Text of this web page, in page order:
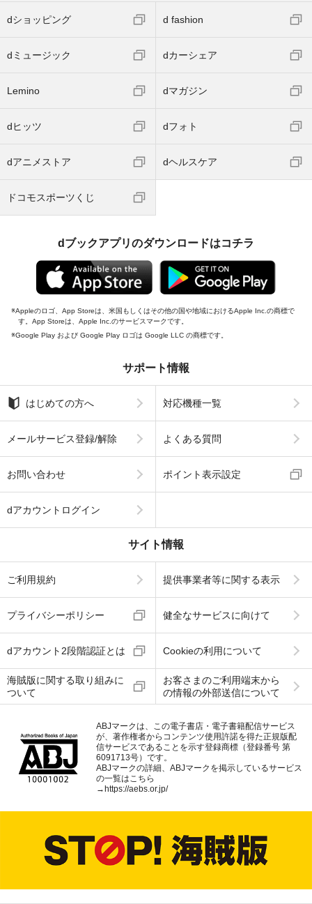
dショッピング d fashion
dミュージック dカーシェア
Lemino dマガジン
dヒッツ dフォト
dアニメストア dヘルスケア
ドコモスポーツくじ
dブックアプリのダウンロードはコチラ
Appleのロゴ、App Storeは、米国もしくはその他の国や地域におけるApple Inc.の商標で
す。App Storeは、Apple Inc.のサービスマークです。
Google Play および Google Play ロゴは Google LLC の商標です。
サポート情報
はじめての方へ 対応機種一覧
メールサービス登録/解除 よくある質問
お問い合わせ ポイント表示設定
dアカウントログイン
サイト情報
ご利用規約 提供事業者等に関する表示
プライバシーポリシー 健全なサービスに向けて
dアカウント2段階認証とは Cookieの利用について
海賊版に関する取り組みに
ついて
お客さまのご利用端末から
の情報の外部送信について
ABJマークは、この電子書店・電子書籍配信サービス
が、著作権者からコンテンツ使用許諾を得た正規版配
信サービスであることを示す登録商標（登録番号 第
6091713号）です。
ABJマークの詳細、ABJマークを掲示しているサービス
の一覧はこちら
→ https://aebs.or.jp/